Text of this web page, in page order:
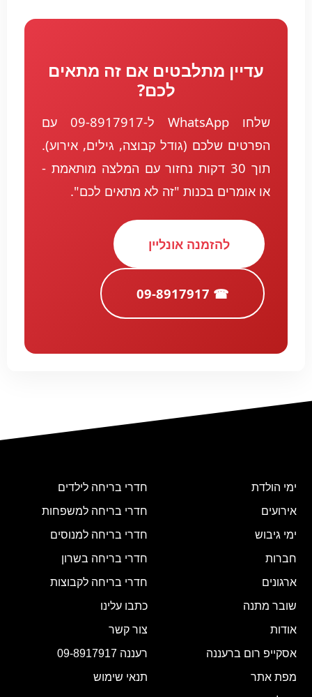
עדיין מתלבטים אם זה מתאים
לכם?
שלחו WhatsApp ל-09-8917917 עם
הפרטים שלכם (גודל קבוצה, גילים, אירוע).
תוך 30 דקות נחזור עם המלצה מותאמת -
או אומרים בכנות "זה לא מתאים לכם".
להזמנה אונליין
☎ 09-8917917
ימי הולדת
אירועים
ימי גיבוש
חברות
ארגונים
שובר מתנה
חדרי בריחה לילדים
חדרי בריחה למשפחות
חדרי בריחה למנוסים
חדרי בריחה בשרון
חדרי בריחה לקבוצות
כתבו עלינו
אודות
אסקייפ רום ברעננה
מפת אתר
צור קשר
רעננה 09-8917917
תנאי שימוש